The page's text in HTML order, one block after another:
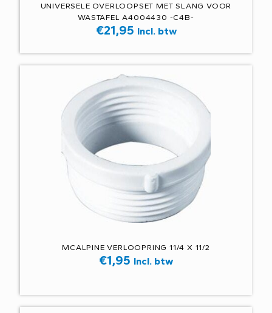
UNIVERSELE OVERLOOPSET MET SLANG VOOR
WASTAFEL A4004430 -C4B-
€21,95 Incl. btw
MCALPINE VERLOOPRING 11/4 X 11/2
€1,95 Incl. btw